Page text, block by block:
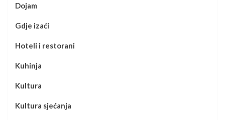
Dojam
Gdje izaći
Hoteli i restorani
Kuhinja
Kultura
Kultura sjećanja